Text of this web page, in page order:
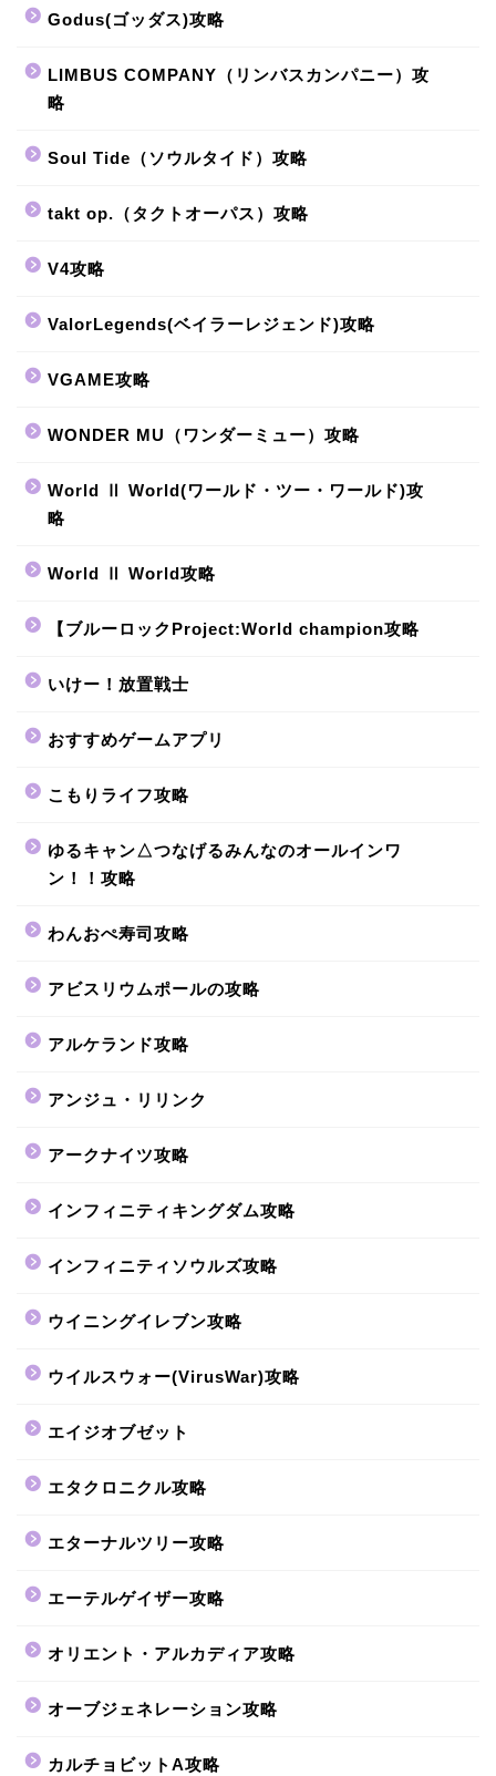
Godus(ゴッダス)攻略
LIMBUS COMPANY（リンバスカンパニー）攻
略
Soul Tide（ソウルタイド）攻略
takt op.（タクトオーパス）攻略
V4攻略
ValorLegends(ベイラーレジェンド)攻略
VGAME攻略
WONDER MU（ワンダーミュー）攻略
World Ⅱ World(ワールド・ツー・ワールド)攻
略
World Ⅱ World攻略
【ブルーロックProject:World champion攻略
いけー！放置戦士
おすすめゲームアプリ
こもりライフ攻略
ゆるキャン△つなげるみんなのオールインワ
ン！！攻略
わんおぺ寿司攻略
アビスリウムポールの攻略
アルケランド攻略
アンジュ・リリンク
アークナイツ攻略
インフィニティキングダム攻略
インフィニティソウルズ攻略
ウイニングイレブン攻略
ウイルスウォー(VirusWar)攻略
エイジオブゼット
エタクロニクル攻略
エターナルツリー攻略
エーテルゲイザー攻略
オリエント・アルカディア攻略
オーブジェネレーション攻略
カルチョビットA攻略